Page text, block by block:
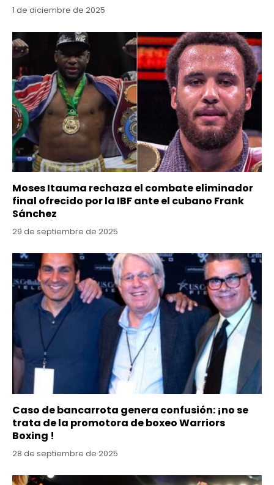
1 de diciembre de 2025
Moses Itauma rechaza el combate eliminador
final ofrecido por la IBF ante el cubano Frank
Sánchez
29 de septiembre de 2025
Caso de bancarrota genera confusión: ¡no se
trata de la promotora de boxeo Warriors
Boxing !
28 de septiembre de 2025